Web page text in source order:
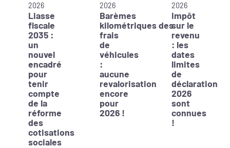
2026
Liasse
fiscale
2035 :
un
nouvel
encadré
pour
tenir
compte
de la
réforme
des
cotisations
sociales
2026
Barèmes
kilométriques des
frais
de
véhicules
:
aucune
revalorisation
encore
pour
2026 !
2026
Impôt
sur le
revenu
: les
dates
limites
de
déclaration
2026
sont
connues
!